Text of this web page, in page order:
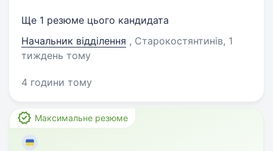
Ще 1 резюме цього кандидата
Начальник відділення , Старокостянтинів, 1
тиждень тому
4 години тому
Максимальне резюме